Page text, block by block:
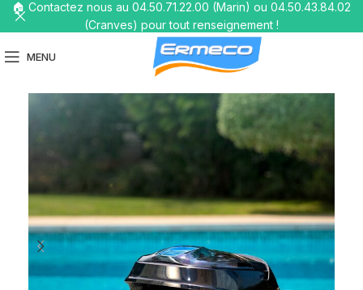
MENU
🏠 Contactez nous au 04.50.71.22.00 (Marin) ou 04.50.43.84.02
(Cranves) pour tout renseignement !